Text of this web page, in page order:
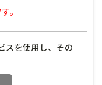
。
スを使用し、その